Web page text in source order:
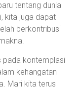
tentang dunia
kita juga dapat
berkontribusi
pada kontemplasi
kehangatan
Mari kita terus